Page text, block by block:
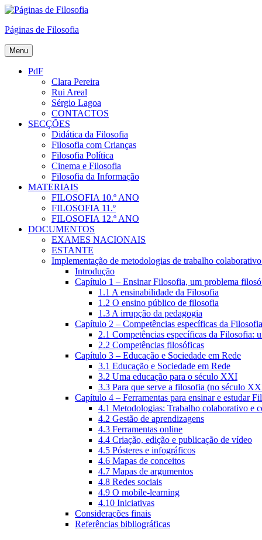
Skip
content
Páginas de Filosofia
Menu
PdF
Clara Pereira
Rui Areal
Sérgio Lagoa
CONTACTOS
SECÇÕES
Didática da Filosofia
Filosofia com Crianças
Filosofia Política
Cinema e Filosofia
Filosofia da Informação
MATERIAIS
FILOSOFIA 10.º ANO
FILOSOFIA 11.º
FILOSOFIA 12.º ANO
DOCUMENTOS
EXAMES NACIONAIS
ESTANTE
Implementação de metodologias de trabalho
Introdução
Capítulo 1 – Ensinar Filosofia, um problema
1.1 A ensinabilidade da Filosofia
1.2 O ensino público de filosofia
1.3 A irrupção da pedagogia
Capítulo 2 – Competências específicas da
2.1 Competências específicas da Filosofia:
2.2 Competências filosóficas
Capítulo 3 – Educação e Sociedade em Rede
3.1 Educação e Sociedade em Rede
3.2 Uma educação para o século XXI
3.3 Para que serve a filosofia (no século
Capítulo 4 – Ferramentas para ensinar e estudar
4.1 Metodologias: Trabalho colaborativo e
4.2 Gestão de aprendizagens
4.3 Ferramentas online
4.4 Criação, edição e publicação de vídeo
4.5 Pósteres e infográficos
4.6 Mapas de conceitos
4.7 Mapas de argumentos
4.8 Redes sociais
4.9 O mobile-learning
4.10 Iniciativas
Considerações finais
Referências bibliográficas